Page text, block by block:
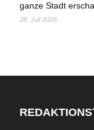
ganze Stadt
28. Juli 2026